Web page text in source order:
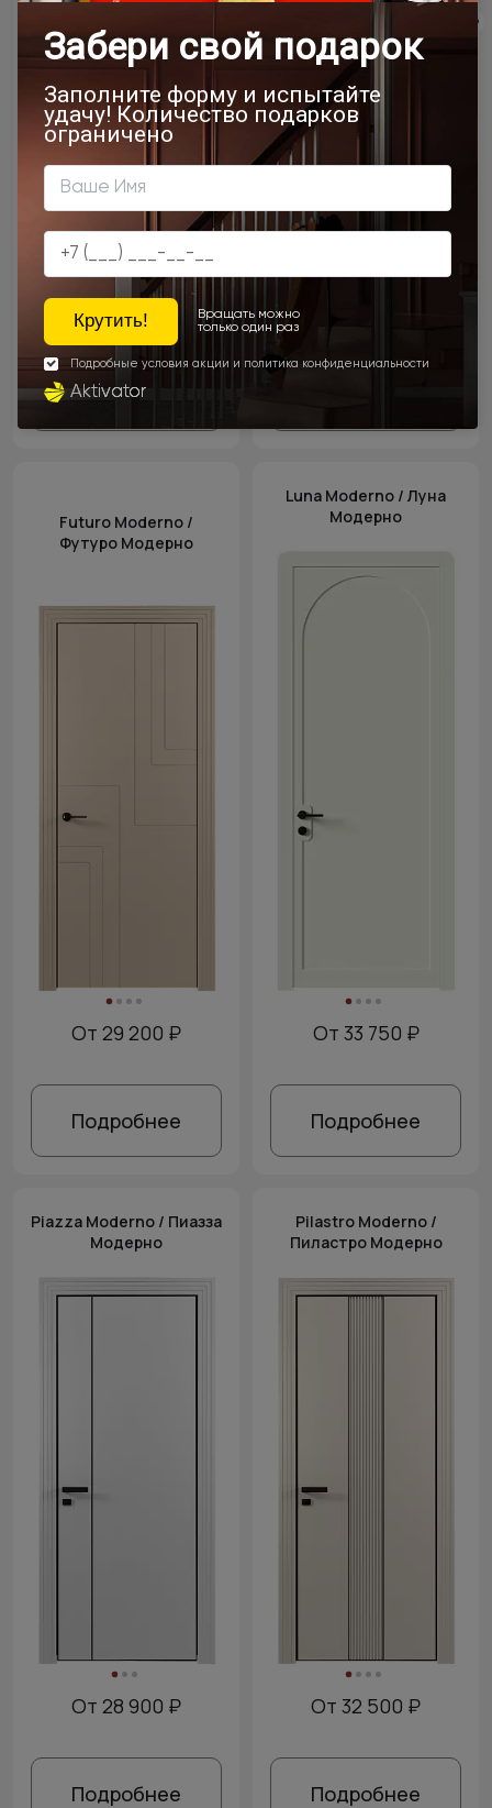
От 32 800 ₽
Подробнее
Futuro Moderno /
Футуро Модерно
От 29 200 ₽
Подробнее
Luna Moderno / Луна
Модерно
От 33 750 ₽
Подробнее
Piazza Moderno / Пиазза
Модерно
От 28 900 ₽
Подробнее
Pilastro Moderno /
Пиластро Модерно
От 32 500 ₽
Подробнее